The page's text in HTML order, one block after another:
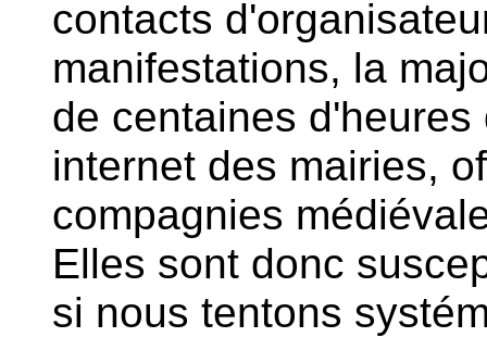
contacts
manifestations, la
de centaines
internet des mairies,
compagnies
Elles sont donc
si nous tentons